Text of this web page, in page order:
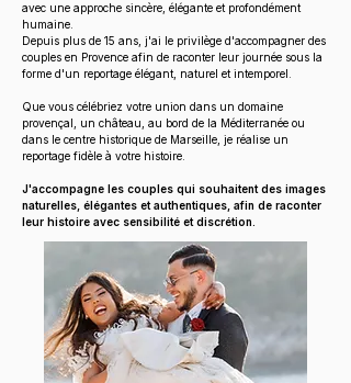
avec une approche sincère, élégante et profondément
humaine.
Depuis plus de 15 ans, j'ai le privilège d'accompagner des
couples en Provence afin de raconter leur journée sous la
forme d'un reportage élégant, naturel et intemporel.
Que vous célébriez votre union dans un domaine
provençal, un château, au bord de la Méditerranée ou
dans le centre historique de Marseille, je réalise un
reportage fidèle à votre histoire.​
J'accompagne les couples qui souhaitent des images
naturelles, élégantes et authentiques, afin de raconter
leur histoire avec sensibilité et discrétion.